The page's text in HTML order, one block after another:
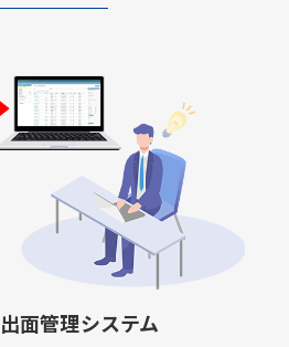
面管理システム